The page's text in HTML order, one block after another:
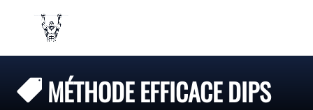
 MÉTHODE EFFICACE DIPS